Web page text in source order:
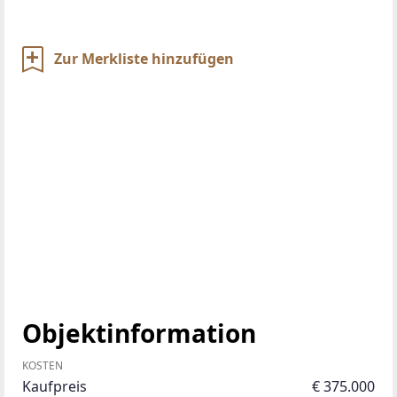
Zur Merkliste hinzufügen
Objektinformation
KOSTEN
Kaufpreis € 375.000